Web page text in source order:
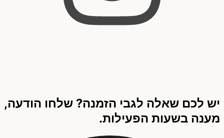
יש לכם שאלה לגבי הזמנה? שלחו הודעה,
מענה בשעות הפעילות.